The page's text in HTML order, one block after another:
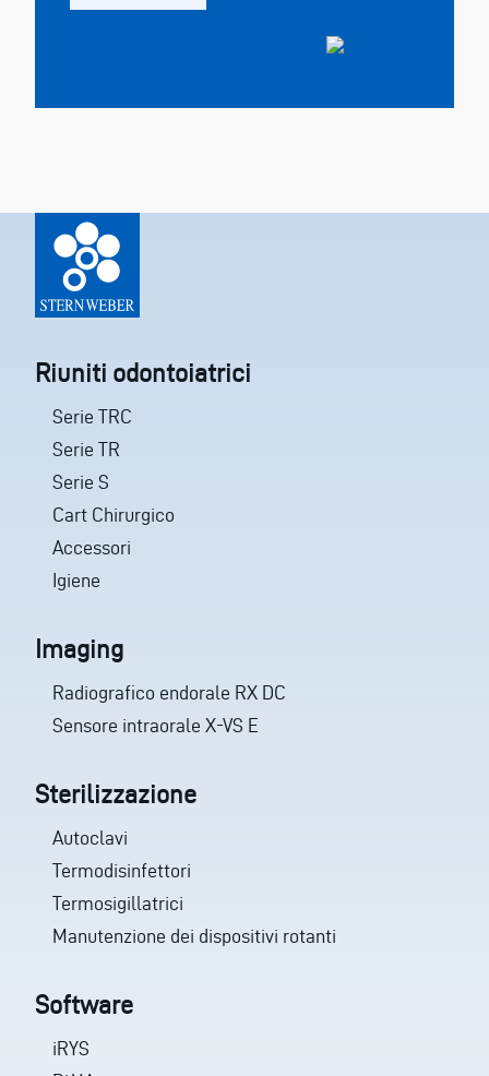
Riuniti odontoiatrici
Serie TRC
Serie TR
Serie S
Cart Chirurgico
Accessori
Igiene
Imaging
Radiografico endorale RX DC
Sensore intraorale X-VS E
Sterilizzazione
Autoclavi
Termodisinfettori
Termosigillatrici
Manutenzione dei dispositivi rotanti
Software
iRYS